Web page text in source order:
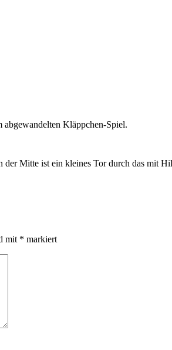
abgewandelten Kläppchen-Spiel.
Mitte ist ein kleines Tor durch das mit
mit * markiert